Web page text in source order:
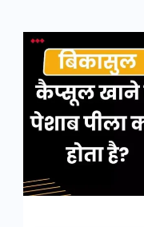
बिकासुल
कैप्सूल
खाने
से
क्यों